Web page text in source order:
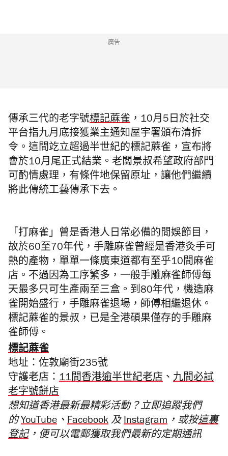
廣告
傳承三代的老字號標記蔴雀 ， 10月5日於社交
平台指九月底接獲業主通知屋宇署頒布清拆
令。這間䇄立超過半世紀的標記蔴雀， 宣布將
會於10月尾正式結業。 老闆景叔希望政府部門
可酌情處理，有條件地保留原址，讓他們繼續
將此傳統工藝傳承下去。
「打麻雀」曾是香港人日常必備的閒娛節目，
故於60至70年代，手雕麻雀曾經是香港灸手可
熱的產物，單單一條廣東道都有至乎10間麻雀
店。不過因為工序繁多，一般手雕麻雀師傅每
天最多只可生產兩至三盒。到80年代，機造麻
雀開始盛行，手雕麻雀退場，師傅相繼退休。
標記蔴雀的景叔，已是全港碩果僅存的手雕麻
雀師傅。
標記蔴雀
地址： 佐敦廟街235號
守護老店： 11間香港逾半世紀老店 、 九間必試
老字號餅店
想知道香港最新最精彩活動？立即追蹤我們
的 YouTube 、 Facebook 及 Instagram ，或按這裏
登記，便可以電郵獲取我們最新的定期通訊